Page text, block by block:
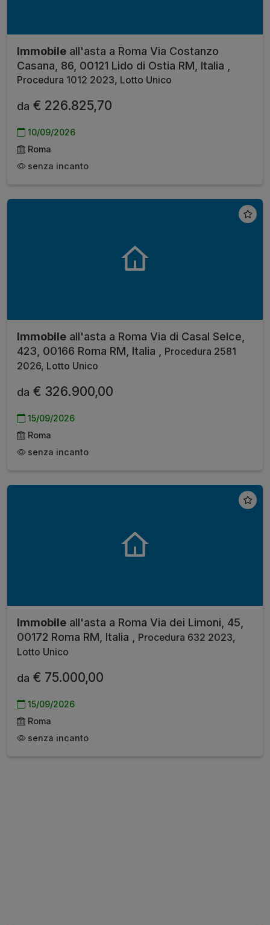
Immobile all'asta a Roma Via Costanzo
Casana, 86, 00121 Lido di Ostia RM, Italia ,
Procedura 1012 2023, Lotto Unico
da € 226.825,70
10/09/2026
Roma
senza incanto
Immobile all'asta a Roma Via di Casal Selce,
423, 00166 Roma RM, Italia ,
Procedura 2581
2026, Lotto Unico
da € 326.900,00
15/09/2026
Roma
senza incanto
Immobile all'asta a Roma Via dei Limoni, 45,
00172 Roma RM, Italia ,
Procedura 632 2023,
Lotto Unico
da € 75.000,00
15/09/2026
Roma
senza incanto